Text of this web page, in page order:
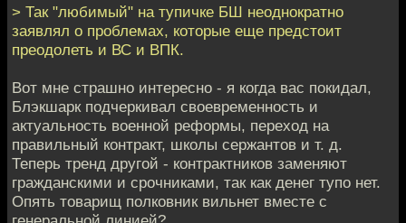
> Так "любимый" на тупичке БШ неоднократно
заявлял о проблемах, которые еще предстоит
преодолеть и ВС и ВПК.
Вот мне страшно интересно - я когда вас покидал,
Блэкшарк подчеркивал своевременность и
актуальность военной реформы, переход на
правильный контракт, школы сержантов и т. д.
Теперь тренд другой - контрактников заменяют
гражданскими и срочниками, так как денег тупо нет.
Опять товарищ полковник вильнет вместе с